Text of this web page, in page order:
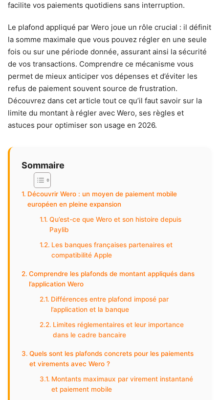
facilite vos paiements quotidiens sans interruption.
Le plafond appliqué par Wero joue un rôle crucial : il définit
la somme maximale que vous pouvez régler en une seule
fois ou sur une période donnée, assurant ainsi la sécurité
de vos transactions. Comprendre ce mécanisme vous
permet de mieux anticiper vos dépenses et d’éviter les
refus de paiement souvent source de frustration.
Découvrez dans cet article tout ce qu’il faut savoir sur la
limite du montant à régler avec Wero, ses règles et
astuces pour optimiser son usage en 2026.
Sommaire
Découvrir Wero : un moyen de paiement mobile
européen en pleine expansion
Qu’est-ce que Wero et son histoire depuis
Paylib
Les banques françaises partenaires et
compatibilité Apple
Comprendre les plafonds de montant appliqués dans
l’application Wero
Différences entre plafond imposé par
l’application et la banque
Limites réglementaires et leur importance
dans le cadre bancaire
Quels sont les plafonds concrets pour les paiements
et virements avec Wero ?
Montants maximaux par virement instantané
et paiement mobile